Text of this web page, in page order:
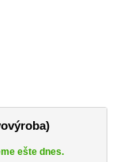
ešte dnes.